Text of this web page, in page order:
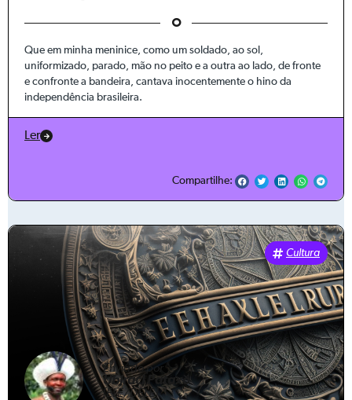
Que em minha meninice, como um soldado, ao sol,
uniformizado, parado, mão no peito e a outra ao lado, de fronte
e confronte a bandeira, cantava inocentemente o hino da
independência brasileira.
Ler
Compartilhe:
Cultura
Enviado por
Ubiraci Pataxó
[ELE/DELE]